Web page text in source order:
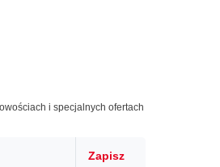
i specjalnych ofertach
Zapisz